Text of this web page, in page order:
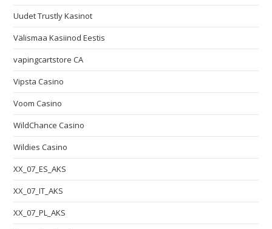
Uudet Trustly Kasinot
Välismaa Kasiinod Eestis
vapingcartstore CA
Vipsta Casino
Voom Casino
WildChance Casino
Wildies Casino
XX_07_ES_AKS
XX_07_IT_AKS
XX_07_PL_AKS